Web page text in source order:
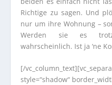
Richtige zu sagen. Und
nur um ihre Wohnung –
Werden sie es
wahrscheinlich. Ist ja ‘ne
[/
style=“shadow“